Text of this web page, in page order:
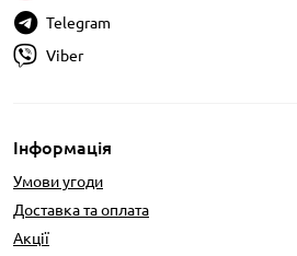
Інформація
Умови угоди
Доставка та оплата
Акції
Telegram
Viber